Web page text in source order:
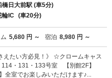
橋日大前駅 (車5分)
輪IC (車20分)
5,680 円 ～ 宿泊 8,980 円 ～
えたい方必見！》 ☆クロームキャス
・131・133号室 【別館2F】
室でお楽しみいただけます♪...